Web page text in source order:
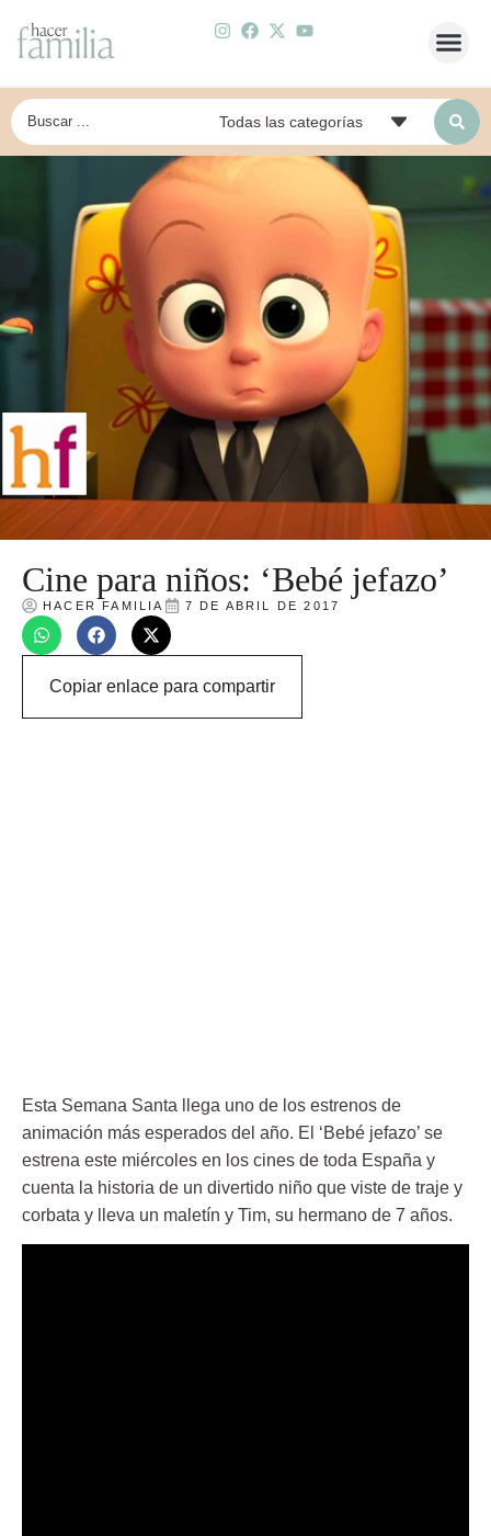
Cine para niños: ‘Bebé jefazo’
HACER FAMILIA 7 DE ABRIL DE 2017
Copiar enlace para compartir
Esta Semana Santa llega uno de los estrenos de
animación más esperados del año. El ‘Bebé jefazo’ se
estrena este miércoles en los cines de toda España y
cuenta la historia de un divertido niño que viste de traje y
corbata y lleva un maletín y Tim, su hermano de 7 años.